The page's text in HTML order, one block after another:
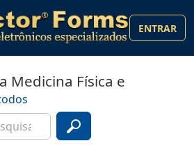
ENTRAR
Medicina Física e